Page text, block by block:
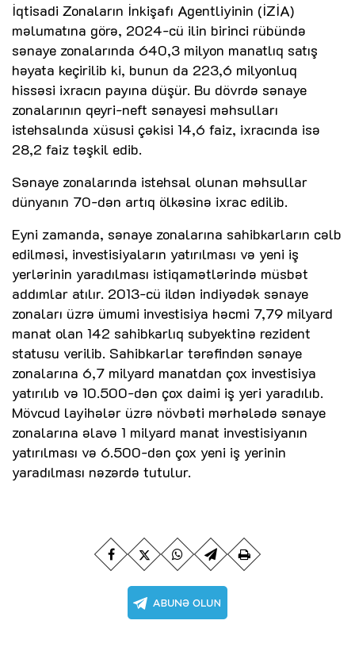
İqtisadi Zonaların İnkişafı Agentliyinin (İZİA)
məlumatına görə, 2024-cü ilin birinci rübündə
sənaye zonalarında 640,3 milyon manatlıq satış
həyata keçirilib ki, bunun da 223,6 milyonluq
hissəsi ixracın payına düşür. Bu dövrdə sənaye
zonalarının qeyri-neft sənayesi məhsulları
istehsalında xüsusi çəkisi 14,6 faiz, ixracında isə
28,2 faiz təşkil edib.
Sənaye zonalarında istehsal olunan məhsullar
dünyanın 70-dən artıq ölkəsinə ixrac edilib.
Eyni zamanda, sənaye zonalarına sahibkarların cəlb
edilməsi, investisiyaların yatırılması və yeni iş
yerlərinin yaradılması istiqamətlərində müsbət
addımlar atılır. 2013-cü ildən indiyədək sənaye
zonaları üzrə ümumi investisiya həcmi 7,79 milyard
manat olan 142 sahibkarlıq subyektinə rezident
statusu verilib. Sahibkarlar tərəfindən sənaye
zonalarına 6,7 milyard manatdan çox investisiya
yatırılıb və 10.500-dən çox daimi iş yeri yaradılıb.
Mövcud layihələr üzrə növbəti mərhələdə sənaye
zonalarına əlavə 1 milyard manat investisiyanın
yatırılması və 6.500-dən çox yeni iş yerinin
yaradılması nəzərdə tutulur.